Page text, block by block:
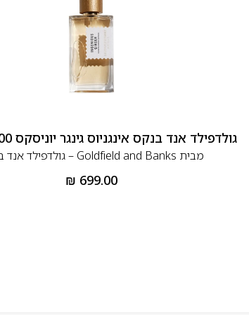
גולדפילד אנד בנקס אינגניוס גינגר יוניסקס 100 מל אדפ
מבית Goldfield and Banks – גולדפילד אנד בנקס
₪ 699.00